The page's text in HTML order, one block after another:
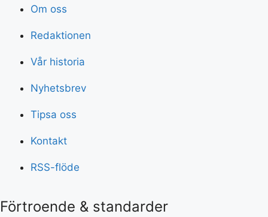
Om oss
Redaktionen
Vår historia
Nyhetsbrev
Tipsa oss
Kontakt
RSS-flöde
Förtroende & standarder